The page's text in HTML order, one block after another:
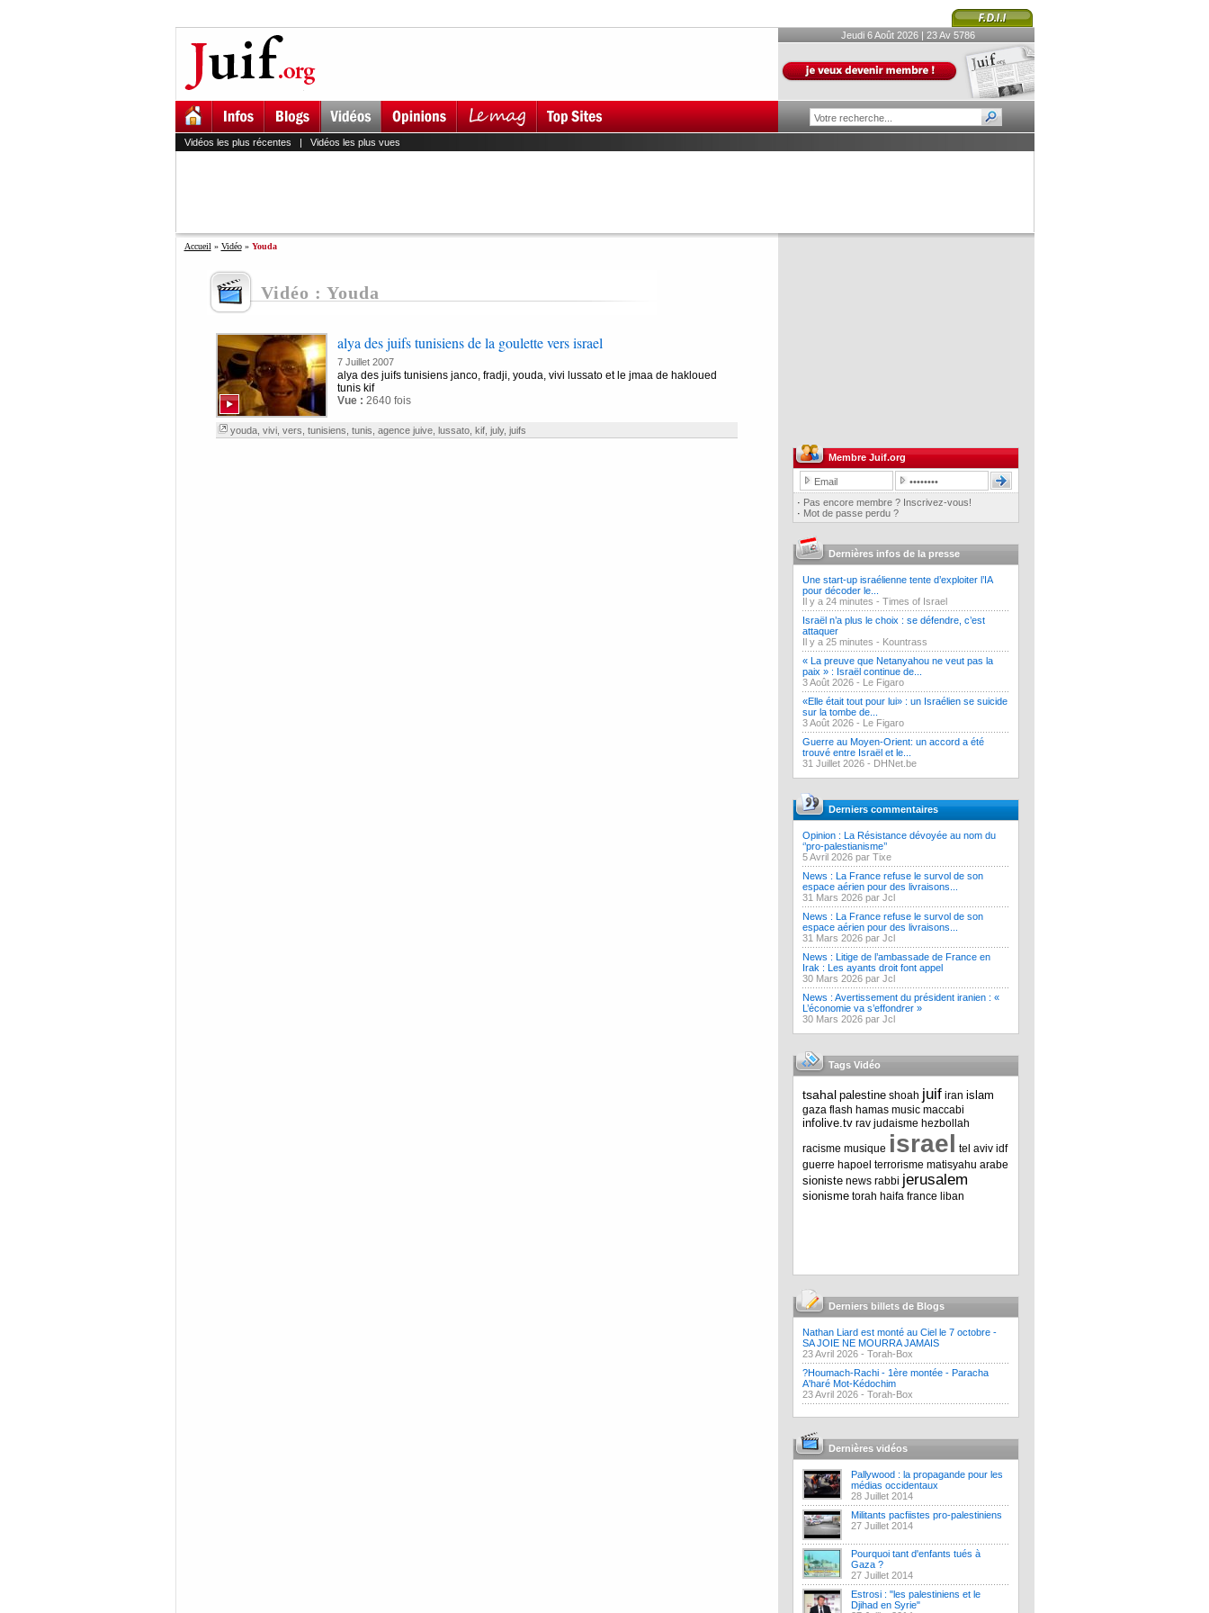
Jeudi 6 Août 2026 | 23 Av 5786
Vidéos les plus récentes | Vidéos les plus vues
Accueil » Vidéo» Youda
Vidéo : Youda
alya des juifs tunisiens de la goulette vers israel
7 Juillet 2007
alya des juifs tunisiens janco, fradji, youda, vivi lussato et le jmaa de hakloued
tunis kif
Vue : 2640 fois
youda, vivi, vers tunisiens tunis agence juive, lussato, kif, july, juifs
Membre Juif.org
· Pas encore membre ? Inscrivez-vous!
· Mot de passe perdu ?
Dernières infos de la presse
Une start-up israélienne tente d’exploiter l’IA
pour décoder le...
Il y a 24 minutes - Times of Israel
Israël n’a plus le choix : se défendre, c’est
attaquer
Il y a 25 minutes - Kountrass
« La preuve que Netanyahou ne veut pas la
paix » : Israël continue de...
3 Août 2026 - Le Figaro
«Elle était tout pour lui» : un Israélien se suicide
sur la tombe de...
3 Août 2026 - Le Figaro
Guerre au Moyen-Orient: un accord a été
trouvé entre Israël et le...
31 Juillet 2026 - DHNet.be
Derniers commentaires
Opinion : La Résistance dévoyée au nom du
‘’pro-palestianisme’’
5 Avril 2026 par Tixe
News : La France refuse le survol de son
espace aérien pour des livraisons...
31 Mars 2026 par Jcl
News : La France refuse le survol de son
espace aérien pour des livraisons...
31 Mars 2026 par Jcl
News : Litige de l’ambassade de France en
Irak : Les ayants droit font appel
30 Mars 2026 par Jcl
News : Avertissement du président iranien : «
L’économie va s’effondrer »
30 Mars 2026 par Jcl
Tags Vidéo
tsahal palestine shoah juif iran islam
gaza flash hamas music maccabi
infolive.tv rav judaisme hezbollah
racisme musique israel tel aviv idf
guerre hapoel terrorisme matisyahu arabe
sioniste news rabbi jerusalem
sionisme torah haifa france liban
Derniers billets de Blogs
Nathan Liard est monté au Ciel le 7 octobre -
SA JOIE NE MOURRA JAMAIS
23 Avril 2026 - Torah-Box
?Houmach-Rachi - 1ère montée - Paracha
A'haré Mot-Kédochim
23 Avril 2026 - Torah-Box
Dernières vidéos
Pallywood : la propagande pour les
médias occidentaux
28 Juillet 2014
Militants pacfiistes pro-palestiniens
27 Juillet 2014
Pourquoi tant d'enfants tués à
Gaza ?
27 Juillet 2014
Estrosi : "les palestiniens et le
Djihad en Syrie"